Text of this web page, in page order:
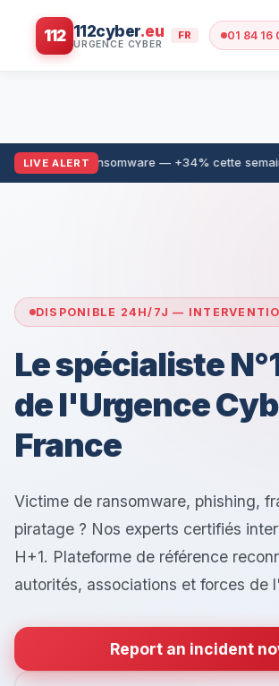
LIVE ALERTRansomware — +34% cette
112 112cyber.eu FR 01 84 16
DISPONIBLE 24H/7J —
Le spécialiste
de l'Urgence
France
Victime de ransomware, phishing,
piratage ? Nos experts certifiés
H+1. Plateforme de référence
autorités, associations et forces de
Report an incident